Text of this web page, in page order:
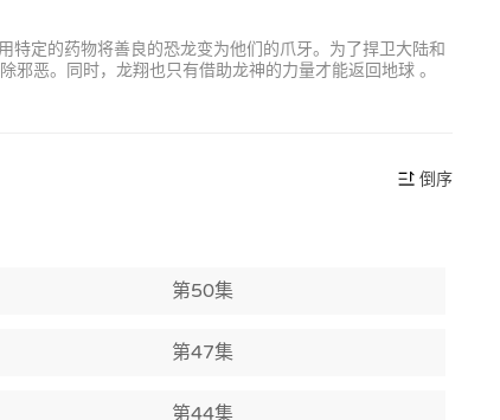
定的药物将善良的恐龙变为他们的爪牙。为了捍卫大陆和
恶。同时，龙翔也只有借助龙神的力量才能返回地球 。
倒序
第50集
第47集
第44集